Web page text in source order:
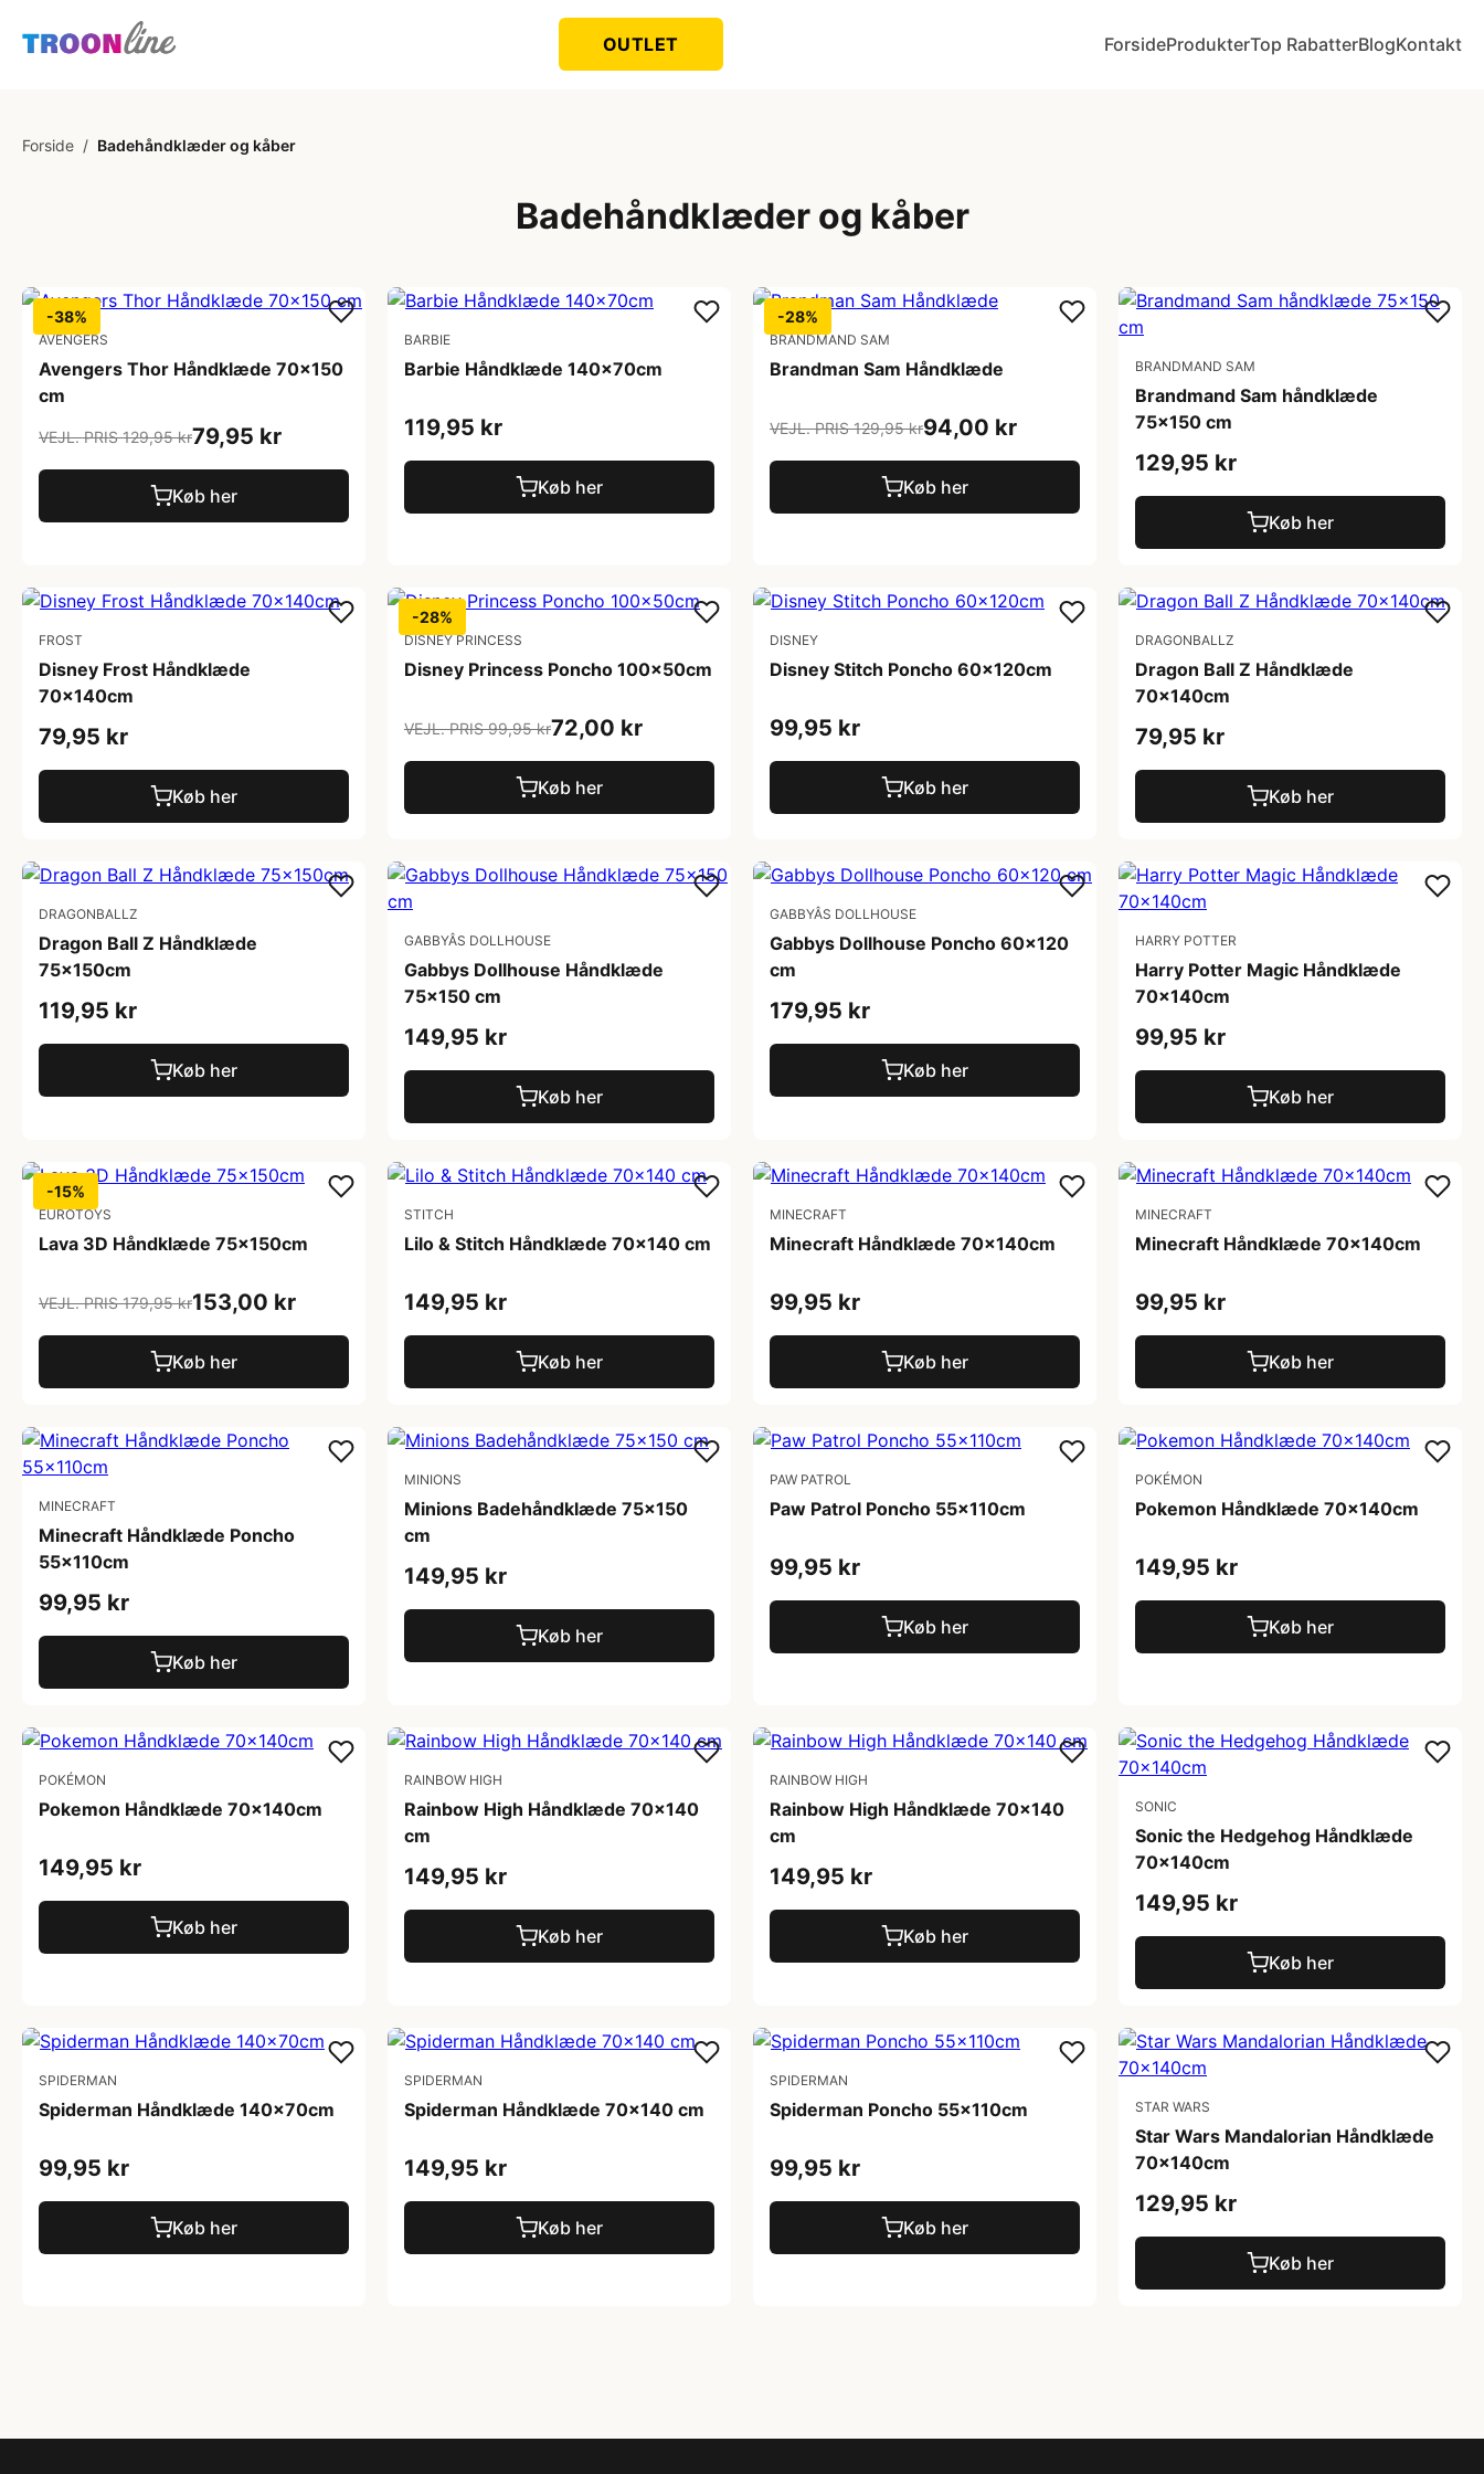
OUTLET ForsideProdukterTop RabatterBlogKontakt
Forside / Badehåndklæder og kåber
Badehåndklæder og kåber
-38%
AVENGERS
Avengers Thor Håndklæde 70x150
cm
VEJL. PRIS 129,95 kr79,95 kr
Køb her
BARBIE
Barbie Håndklæde 140x70cm
119,95 kr
Køb her
-28%
BRANDMAND SAM
Brandman Sam Håndklæde
VEJL. PRIS 129,95 kr94,00 kr
Køb her
BRANDMAND SAM
Brandmand Sam håndklæde
75x150 cm
129,95 kr
Køb her
FROST
Disney Frost Håndklæde
70x140cm
79,95 kr
Køb her
-28%
DISNEY PRINCESS
Disney Princess Poncho 100x50cm
VEJL. PRIS 99,95 kr72,00 kr
Køb her
DISNEY
Disney Stitch Poncho 60x120cm
99,95 kr
Køb her
DRAGONBALLZ
Dragon Ball Z Håndklæde
70x140cm
79,95 kr
Køb her
DRAGONBALLZ
Dragon Ball Z Håndklæde
75x150cm
119,95 kr
Køb her
GABBYÂS DOLLHOUSE
Gabbys Dollhouse Håndklæde
75x150 cm
149,95 kr
Køb her
GABBYÂS DOLLHOUSE
Gabbys Dollhouse Poncho 60x120
cm
179,95 kr
Køb her
HARRY POTTER
Harry Potter Magic Håndklæde
70x140cm
99,95 kr
Køb her
-15%
EUROTOYS
Lava 3D Håndklæde 75x150cm
VEJL. PRIS 179,95 kr153,00 kr
Køb her
STITCH
Lilo & Stitch Håndklæde 70x140 cm
149,95 kr
Køb her
MINECRAFT
Minecraft Håndklæde 70x140cm
99,95 kr
Køb her
MINECRAFT
Minecraft Håndklæde 70x140cm
99,95 kr
Køb her
MINECRAFT
Minecraft Håndklæde Poncho
55x110cm
99,95 kr
Køb her
MINIONS
Minions Badehåndklæde 75x150
cm
149,95 kr
Køb her
PAW PATROL
Paw Patrol Poncho 55x110cm
99,95 kr
Køb her
POKÉMON
Pokemon Håndklæde 70x140cm
149,95 kr
Køb her
POKÉMON
Pokemon Håndklæde 70x140cm
149,95 kr
Køb her
RAINBOW HIGH
Rainbow High Håndklæde 70x140
cm
149,95 kr
Køb her
RAINBOW HIGH
Rainbow High Håndklæde 70x140
cm
149,95 kr
Køb her
SONIC
Sonic the Hedgehog Håndklæde
70x140cm
149,95 kr
Køb her
SPIDERMAN
Spiderman Håndklæde 140x70cm
99,95 kr
Køb her
SPIDERMAN
Spiderman Håndklæde 70x140 cm
149,95 kr
Køb her
SPIDERMAN
Spiderman Poncho 55x110cm
99,95 kr
Køb her
STAR WARS
Star Wars Mandalorian Håndklæde
70x140cm
129,95 kr
Køb her